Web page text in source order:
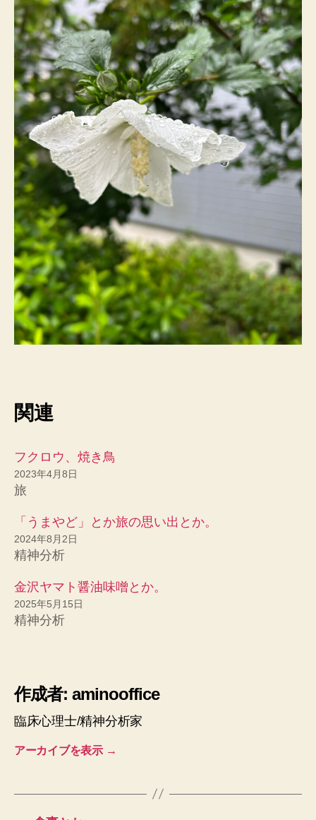
関連
フクロウ、焼き鳥
2023年4月8日
旅
「うまやど」とか旅の思い出とか。
2024年8月2日
精神分析
金沢ヤマト醤油味噌とか。
2025年5月15日
精神分析
作成者: aminooffice
臨床心理士/精神分析家
アーカイブを表示 →